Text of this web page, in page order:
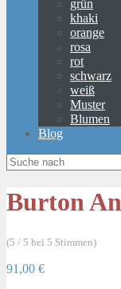
grün
khaki
orange
rosa
rot
schwarz
weiß
Muster
Blumen
Blog
Burton
(5 / 5 bei 5 Stimmen)
91,00 €